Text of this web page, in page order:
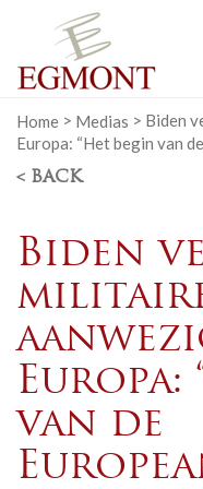
Home > Medias > Biden
Europa: “Het begin van
< BACK
Biden
Europa:
van de